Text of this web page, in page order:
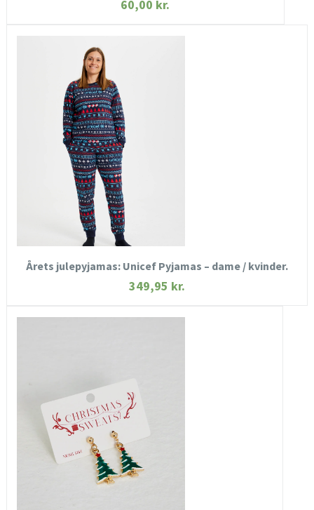
60,00 kr.
Årets julepyjamas: Unicef Pyjamas – dame / kvinder.
349,95 kr.
SE MERE